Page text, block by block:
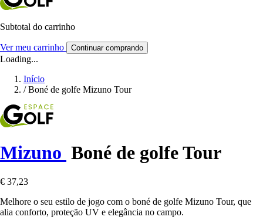
Subtotal do carrinho
Ver meu carrinho Continuar comprando
Loading...
Início
/ Boné de golfe Mizuno Tour
Mizuno Boné de golfe Tour
€ 37,23
Melhore o seu estilo de jogo com o boné de golfe Mizuno Tour, que
alia conforto, proteção UV e elegância no campo.